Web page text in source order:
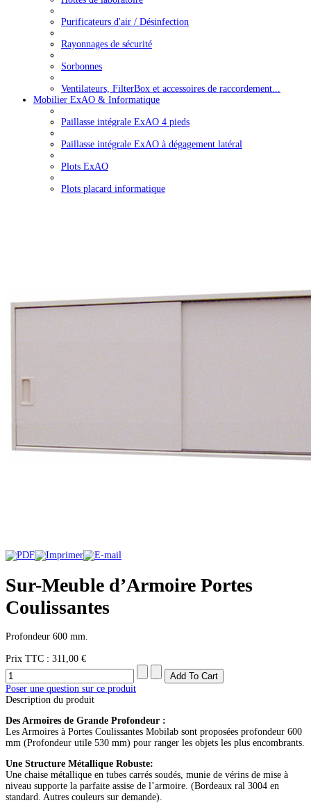
Purificateurs d'air / Désinfection
Rayonnages de sécurité
Sorbonnes
Ventilateurs, FilterBox et accessoires de raccordement...
Mobilier ExAO & Informatique
Paillasse intégrale ExAO 4 pieds
Paillasse intégrale ExAO à dégagement latéral
Plots ExAO
Plots placard informatique
Sur-Meuble d’Armoire Portes
Coulissantes
Profondeur 600 mm.
Prix ​​TTC : 311,00 €
Poser une question sur ce produit
Description du produit
Des Armoires de Grande Profondeur :
Les Armoires à Portes Coulissantes Mobilab sont proposées profondeur 600
mm (Profondeur utile 530 mm) pour ranger les objets les plus encombrants.
Une Structure Métallique Robuste:
Une chaise métallique en tubes carrés soudés, munie de vérins de mise à
niveau supporte la parfaite assise de l’armoire. (Bordeaux ral 3004 en
standard. Autres couleurs sur demande).